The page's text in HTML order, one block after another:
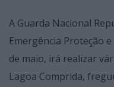
A Guarda Nacional
Emergência Proteção
de maio, irá realizar
Lagoa Comprida,